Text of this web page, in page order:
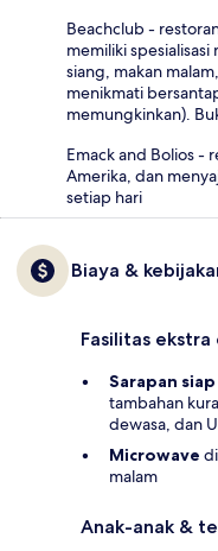
Beachclub -
memiliki spesialisasi
siang, makan
menikmati
memungkinkan).
Emack and Bolios -
Amerika, dan
setiap hari
Biaya &
Fasilitas ekstra
Sarapan siap
tambahan
dewasa, dan
Microwave
malam
Anak-anak &